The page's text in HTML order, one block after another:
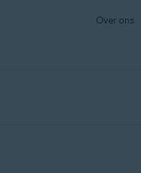
Over ons